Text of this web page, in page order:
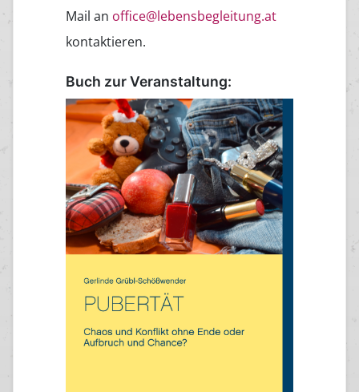
Mail an office@lebensbegleitung.at
kontaktieren.
Buch zur Veranstaltung: